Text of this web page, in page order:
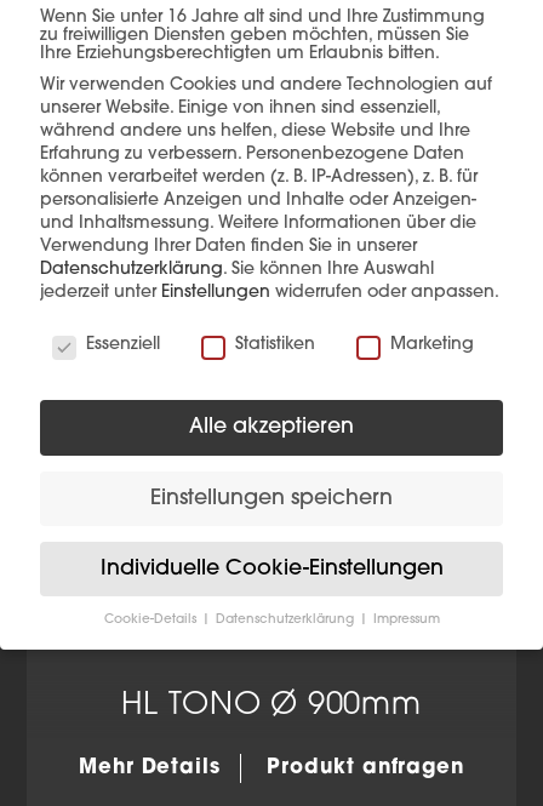
Diese Produkte könnten Sie auch
interessieren
HL TONO Ø 900mm
Mehr Details Produkt anfragen
Wenn Sie unter 16 Jahre alt sind und Ihre Zustimmung
zu freiwilligen Diensten geben möchten, müssen Sie
Ihre Erziehungsberechtigten um Erlaubnis bitten.
Wir verwenden Cookies und andere Technologien auf
unserer Website. Einige von ihnen sind essenziell,
während andere uns helfen, diese Website und Ihre
Erfahrung zu verbessern. Personenbezogene Daten
können verarbeitet werden (z. B. IP-Adressen), z. B. für
personalisierte Anzeigen und Inhalte oder Anzeigen-
und Inhaltsmessung. Weitere Informationen über die
Verwendung Ihrer Daten finden Sie in unserer
Datenschutzerklärung. Sie können Ihre Auswahl
jederzeit unter Einstellungen widerrufen oder anpassen.
Essenziell
Statistiken Marketing
Alle akzeptieren
Einstellungen speichern
Individuelle Cookie-Einstellungen
Cookie-Details Datenschutzerklärung Impressum
Datenschutzeinstellungen
Wenn Sie unter 16 Jahre alt sind und Ihre Zustimmung
zu freiwilligen Diensten geben möchten, müssen Sie
Wir verwenden Cookies und andere Technologien auf
unserer Website. Einige von ihnen sind essenziell,